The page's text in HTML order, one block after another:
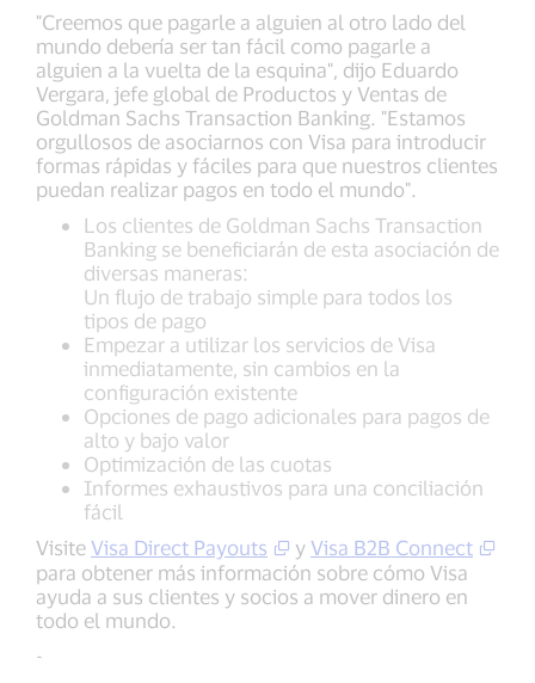
"Creemos que pagarle a alguien al otro lado del
mundo debería ser tan fácil como pagarle a
alguien a la vuelta de la esquina", dijo Eduardo
Vergara, jefe global de Productos y Ventas de
Goldman Sachs Transaction Banking. "Estamos
orgullosos de asociarnos con Visa para introducir
formas rápidas y fáciles para que nuestros clientes
puedan realizar pagos en todo el mundo".
Los clientes de Goldman Sachs Transaction
Banking se beneficiarán de esta asociación de
diversas maneras:
Un flujo de trabajo simple para todos los
tipos de pago
Empezar a utilizar los servicios de Visa
inmediatamente, sin cambios en la
configuración existente
Opciones de pago adicionales para pagos de
alto y bajo valor
Optimización de las cuotas
Informes exhaustivos para una conciliación
fácil
Visite Visa Direct Payouts y Visa B2B Connect
para obtener más información sobre cómo Visa
ayuda a sus clientes y socios a mover dinero en
todo el mundo.
-